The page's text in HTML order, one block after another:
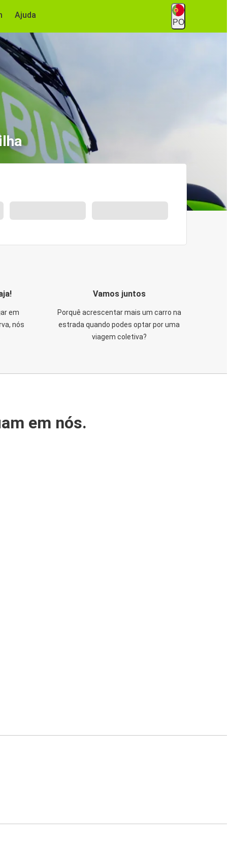
Ajuda
PO
em
nós
Vamos juntos
Porquê acrescentar mais um carro na
estrada quando podes optar por uma
viagem coletiva?
em nós.